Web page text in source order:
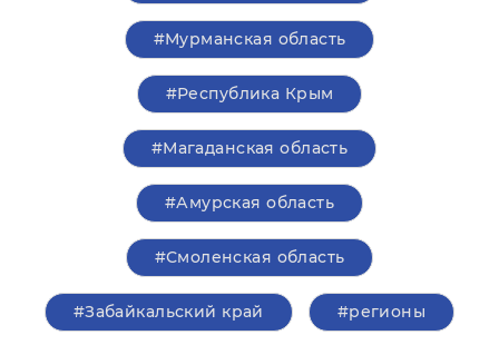
#Мурманская область
#Республика Крым
#Магаданская область
#Амурская область
#Смоленская область
#Забайкальский край #регионы